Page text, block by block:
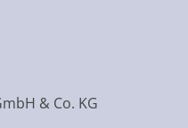
& Co. KG